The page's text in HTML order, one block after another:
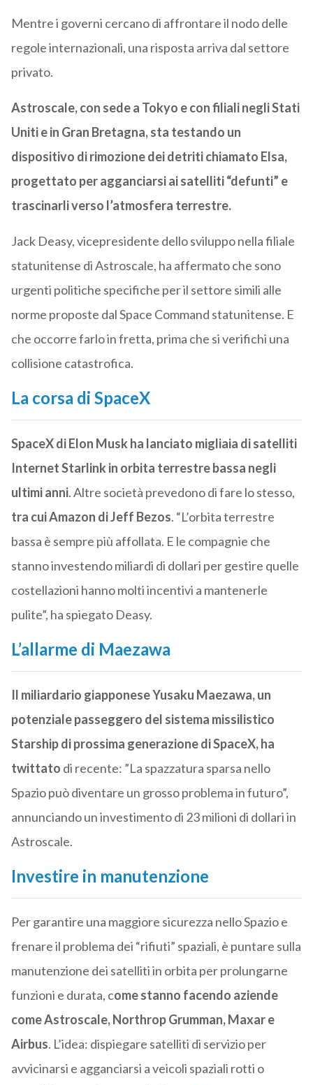
Mentre i governi cercano di affrontare il nodo delle
regole internazionali, una risposta arriva dal settore
privato.
Astroscale, con sede a Tokyo e con filiali negli Stati
Uniti e in Gran Bretagna, sta testando un
dispositivo di rimozione dei detriti chiamato Elsa,
progettato per agganciarsi ai satelliti “defunti” e
trascinarli verso l’atmosfera terrestre.
Jack Deasy, vicepresidente dello sviluppo nella filiale
statunitense di Astroscale, ha affermato che sono
urgenti politiche specifiche per il settore simili alle
norme proposte dal Space Command statunitense. E
che occorre farlo in fretta, prima che si verifichi una
collisione catastrofica.
La corsa di SpaceX
SpaceX di Elon Musk ha lanciato migliaia di satelliti
Internet Starlink in orbita terrestre bassa negli
ultimi anni. Altre società prevedono di fare lo stesso,
tra cui Amazon di Jeff Bezos. “L’orbita terrestre
bassa è sempre più affollata. E le compagnie che
stanno investendo miliardi di dollari per gestire quelle
costellazioni hanno molti incentivi a mantenerle
pulite”, ha spiegato Deasy.
L’allarme di Maezawa
Il miliardario giapponese Yusaku Maezawa, un
potenziale passeggero del sistema missilistico
Starship di prossima generazione di SpaceX, ha
twittato di recente: ”La spazzatura sparsa nello
Spazio può diventare un grosso problema in futuro”,
annunciando un investimento di 23 milioni di dollari in
Astroscale.
Investire in manutenzione
Per garantire una maggiore sicurezza nello Spazio e
frenare il problema dei “rifiuti” spaziali, è puntare sulla
manutenzione dei satelliti in orbita per prolungarne
funzioni e durata, come stanno facendo aziende
come Astroscale, Northrop Grumman, Maxar e
Airbus. L’idea: dispiegare satelliti di servizio per
avvicinarsi e agganciarsi a veicoli spaziali rotti o